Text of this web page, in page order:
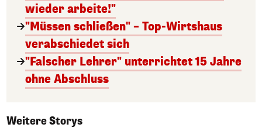
wieder arbeite!"
"Müssen schließen" – Top-Wirtshaus
verabschiedet sich
"Falscher Lehrer" unterrichtet 15 Jahre
ohne Abschluss
Weitere Storys